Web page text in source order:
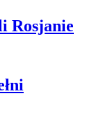
Rosjanie